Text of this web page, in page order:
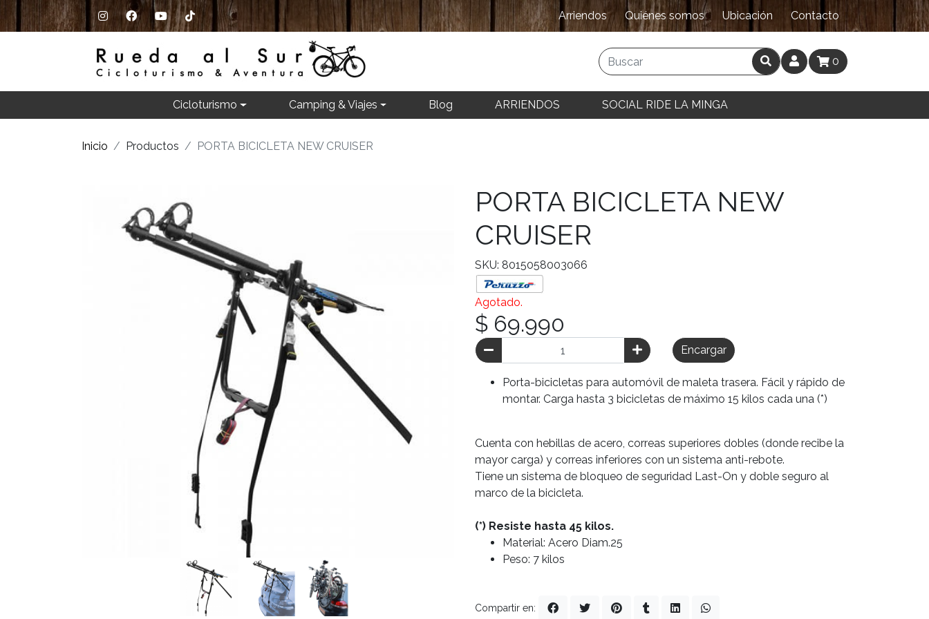
Arriendos Quiénes somos Ubicación Contacto
0
Cicloturismo Camping & Viajes Blog ARRIENDOS SOCIAL RIDE LA MINGA
Inicio Productos PORTA BICICLETA NEW CRUISER
PORTA BICICLETA NEW
CRUISER
SKU: 8015058003066
Agotado.
$ 69.990
Encargar
Porta-bicicletas para automóvil de maleta trasera. Fácil y rápido de
montar. Carga hasta 3 bicicletas de máximo 15 kilos cada una (*)
Cuenta con hebillas de acero, correas superiores dobles (donde recibe la
mayor carga) y correas inferiores con un sistema anti-rebote.
Tiene un sistema de bloqueo de seguridad Last-On y doble seguro al
marco de la bicicleta.
(*) Resiste hasta 45 kilos.
Material: Acero Diam.25
Peso: 7 kilos
Compartir en: